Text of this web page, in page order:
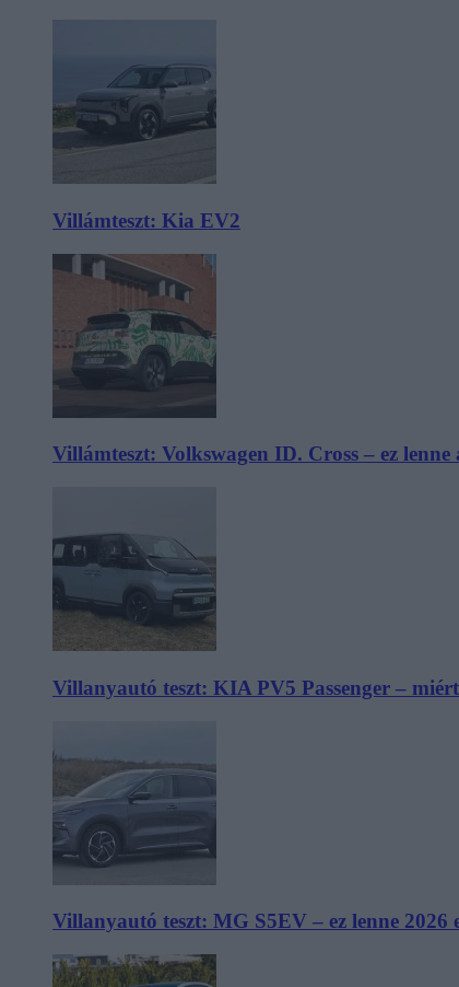
Villámteszt: Kia EV2
Villámteszt: Volkswagen ID. Cross – ez
Villanyautó teszt: KIA PV5 Passenger – miért
Villanyautó teszt: MG S5EV – ez lenne 2026